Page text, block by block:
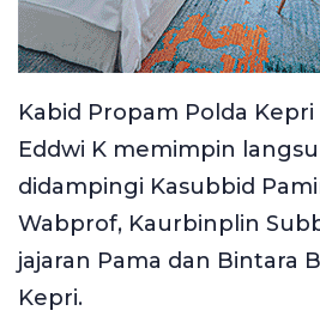
Kabid Propam Polda
Eddwi K memimpin
didampingi Kasubbid
Wabprof, Kaurbinplin
jajaran Pama dan Bintara
Kepri.